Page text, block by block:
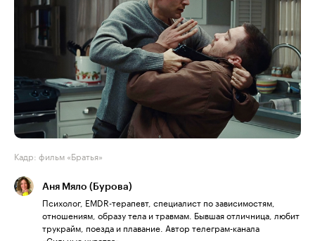
Кадр: фильм «Братья»
Аня Мяло (Бурова)
Психолог, EMDR-терапевт, специалист по зависимостям,
отношениям, образу тела и травмам. Бывшая отличница, любит
трукрайм, поезда и плавание. Автор телеграм-канала